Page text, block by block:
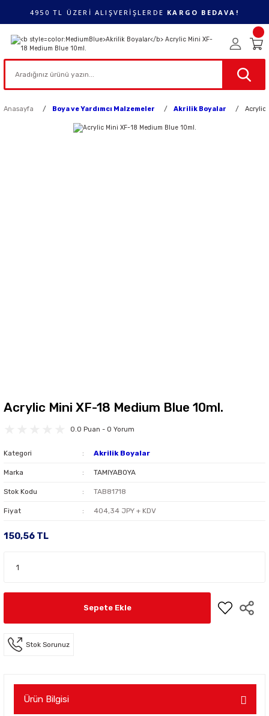
4950 TL ÜZERİ ALIŞVERİŞLERDE KARGO BEDAVA!
Anasayfa Boya ve Yardımcı Malzemeler Akrilik Boyalar Acrylic
Acrylic Mini XF-18 Medium Blue 10ml.
0.0 Puan - 0 Yorum
Kategori Akrilik Boyalar
Marka TAMIYABOYA
Stok Kodu TAB81718
Fiyat 404,34 JPY + KDV
150,56 TL
Sepete Ekle
Stok Sorunuz
Ürün Bilgisi